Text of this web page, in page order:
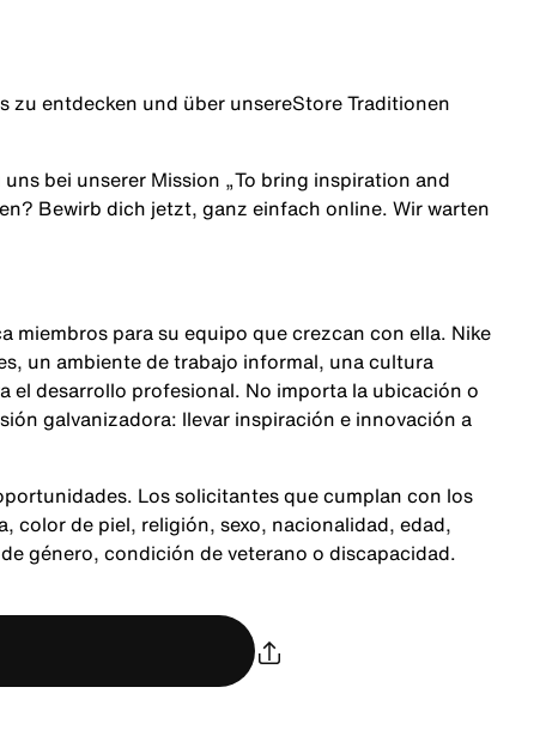
zu entdecken und über unsereStore Traditionen
bei unserer Mission „To bring inspiration and
Bewirb dich jetzt, ganz einfach online. Wir warten
miembros para su equipo que crezcan con ella. Nike
un ambiente de trabajo informal, una cultura
el desarrollo profesional. No importa la ubicación o
galvanizadora: llevar inspiración e innovación a
Los solicitantes que cumplan con los
color de piel, religión, sexo, nacionalidad, edad,
género, condición de veterano o discapacidad.